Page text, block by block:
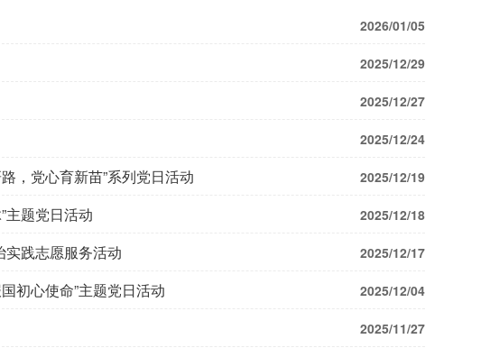
2026/01/05
2025/12/29
2025/12/27
2025/12/24
2025/12/19
，党心育新苗”系列党日活动
2025/12/18
主题党日活动
2025/12/17
实践志愿服务活动
2025/12/04
初心使命”主题党日活动
2025/11/27